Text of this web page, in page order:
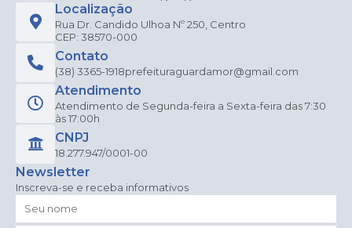
Localização
Rua Dr. Candido Ulhoa Nº 250, Centro
CEP: 38570-000
Contato
(38) 3365-1918prefeituraguardamor@gmail.com
Atendimento
Atendimento de Segunda-feira a Sexta-feira das 7:30
às 17:00h
CNPJ
18.277.947/0001-00
Newsletter
Inscreva-se e receba informativos